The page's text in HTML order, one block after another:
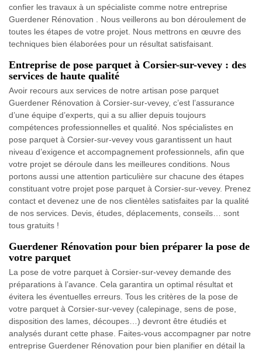
confier les travaux à un spécialiste comme notre entreprise
Guerdener Rénovation . Nous veillerons au bon déroulement de
toutes les étapes de votre projet. Nous mettrons en œuvre des
techniques bien élaborées pour un résultat satisfaisant.
Entreprise de pose parquet à Corsier-sur-vevey : des
services de haute qualité
Avoir recours aux services de notre artisan pose parquet
Guerdener Rénovation à Corsier-sur-vevey, c’est l’assurance
d’une équipe d’experts, qui a su allier depuis toujours
compétences professionnelles et qualité. Nos spécialistes en
pose parquet à Corsier-sur-vevey vous garantissent un haut
niveau d’exigence et accompagnement professionnels, afin que
votre projet se déroule dans les meilleures conditions. Nous
portons aussi une attention particulière sur chacune des étapes
constituant votre projet pose parquet à Corsier-sur-vevey. Prenez
contact et devenez une de nos clientèles satisfaites par la qualité
de nos services. Devis, études, déplacements, conseils… sont
tous gratuits !
Guerdener Rénovation pour bien préparer la pose de
votre parquet
La pose de votre parquet à Corsier-sur-vevey demande des
préparations à l’avance. Cela garantira un optimal résultat et
évitera les éventuelles erreurs. Tous les critères de la pose de
votre parquet à Corsier-sur-vevey (calepinage, sens de pose,
disposition des lames, découpes…) devront être étudiés et
analysés durant cette phase. Faites-vous accompagner par notre
entreprise Guerdener Rénovation pour bien planifier en détail la